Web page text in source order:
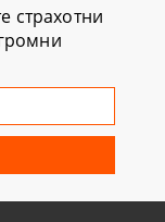
страхотни